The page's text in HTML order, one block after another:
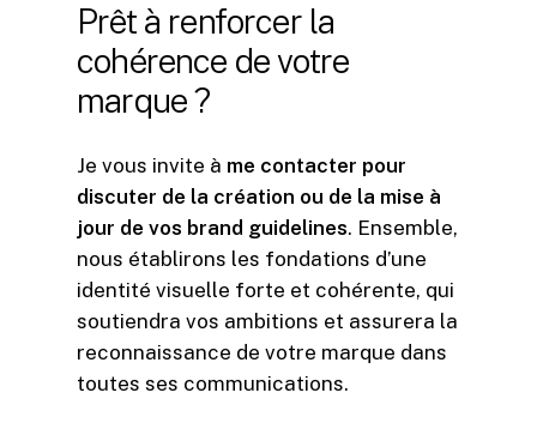
Prêt à renforcer la
cohérence devotre
marque?
Je vous invite à me contacter pour
discuter de la création ou de la mise à
jour de vos brand guidelines. Ensemble,
nous établirons les fondations d’une
identité visuelle forte et cohérente, qui
soutiendra vos ambitions et assurera la
reconnaissance de votre marque dans
toutes ses communications.